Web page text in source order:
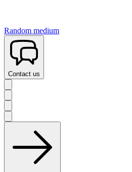
Random medium
Contact us